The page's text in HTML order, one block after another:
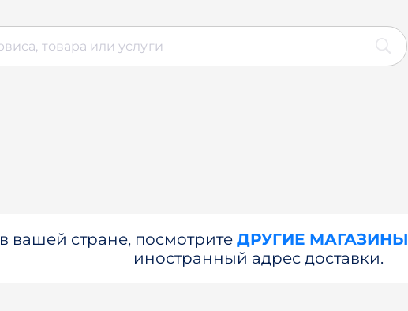
вашей стране, посмотрите ДРУГИЕ МАГАЗИНЫ
иностранный адрес доставки.